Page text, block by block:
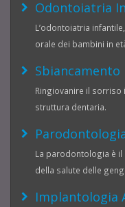
Odontoiatria
L’odontoiatria
orale dei bambini in
Sbiancamento
Ringiovanire il sorriso
struttura dentaria.
La parodontologia è
della salute delle
Implantologia